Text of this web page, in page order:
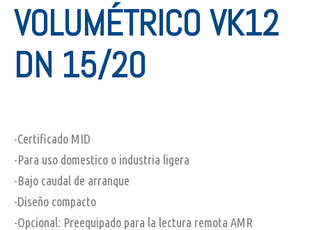
VOLUMÉTRICO VK12
DN 15/20
-Certificado MID
-Para uso domestico o industria ligera
-Bajo caudal de arranque
-Diseño compacto
-Opcional: Preequipado para la lectura remota AMR